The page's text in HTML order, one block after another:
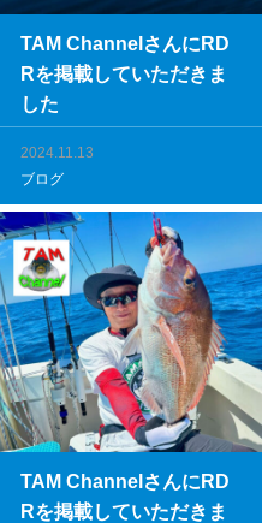
TAM ChannelさんにRD
Rを掲載していただきま
した
2024.11.13
ブログ
TAM ChannelさんにRD
Rを掲載していただきま